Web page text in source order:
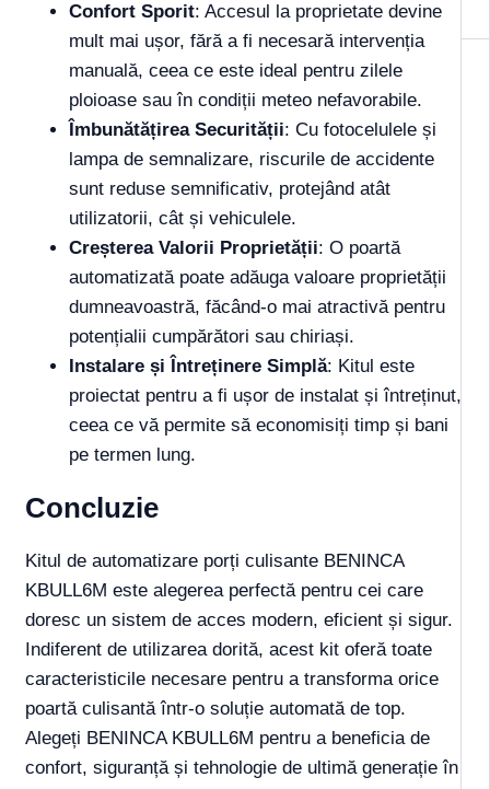
Confort Sporit: Accesul la proprietate devine
mult mai ușor, fără a fi necesară intervenția
manuală, ceea ce este ideal pentru zilele
ploioase sau în condiții meteo nefavorabile.
Îmbunătățirea Securității: Cu fotocelulele și
lampa de semnalizare, riscurile de accidente
sunt reduse semnificativ, protejând atât
utilizatorii, cât și vehiculele.
Creșterea Valorii Proprietății: O poartă
automatizată poate adăuga valoare proprietății
dumneavoastră, făcând-o mai atractivă pentru
potențialii cumpărători sau chiriași.
Instalare și Întreținere Simplă: Kitul este
proiectat pentru a fi ușor de instalat și întreținut,
ceea ce vă permite să economisiți timp și bani
pe termen lung.
Concluzie
Kitul de automatizare porți culisante BENINCA
KBULL6M este alegerea perfectă pentru cei care
doresc un sistem de acces modern, eficient și sigur.
Indiferent de utilizarea dorită, acest kit oferă toate
caracteristicile necesare pentru a transforma orice
poartă culisantă într-o soluție automată de top.
Alegeți BENINCA KBULL6M pentru a beneficia de
confort, siguranță și tehnologie de ultimă generație în